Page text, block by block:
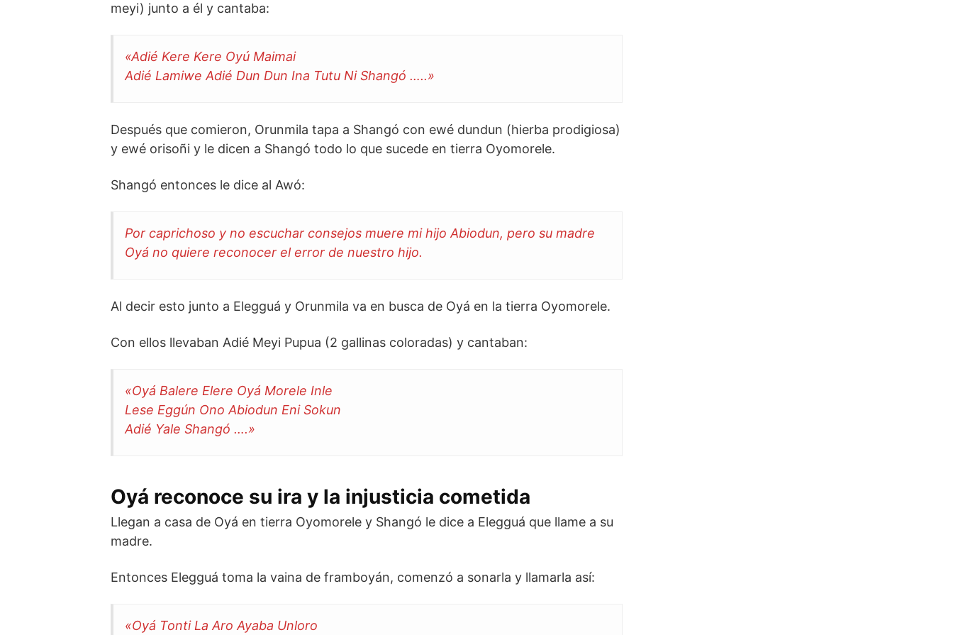
meyi) junto a él y cantaba:
«Adié Kere Kere Oyú Maimai
Adié Lamiwe Adié Dun Dun Ina Tutu Ni Shangó …..»
Después que comieron, Orunmila tapa a Shangó con ewé dundun (hierba prodigiosa)
y ewé orisoñi y le dicen a Shangó todo lo que sucede en tierra Oyomorele.
Shangó entonces le dice al Awó:
Por caprichoso y no escuchar consejos muere mi hijo Abiodun, pero su madre
Oyá no quiere reconocer el error de nuestro hijo.
Al decir esto junto a Elegguá y Orunmila va en busca de Oyá en la tierra Oyomorele.
Con ellos llevaban Adié Meyi Pupua (2 gallinas coloradas) y cantaban:
«Oyá Balere Elere Oyá Morele Inle
Lese Eggún Ono Abiodun Eni Sokun
Adié Yale Shangó ….»
Oyá reconoce su ira y la injusticia cometida
Llegan a casa de Oyá en tierra Oyomorele y Shangó le dice a Elegguá que llame a su
madre.
Entonces Elegguá toma la vaina de framboyán, comenzó a sonarla y llamarla así:
«Oyá Tonti La Aro Ayaba Unloro